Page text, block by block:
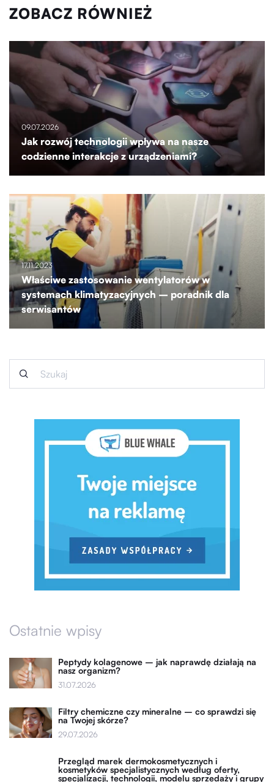
ZOBACZ RÓWNIEŻ
09.07.2026
Jak rozwój technologii wpływa na nasze
codzienne interakcje z urządzeniami?
17.11.2023
Właściwe zastosowanie wentylatorów w
systemach klimatyzacyjnych – poradnik dla
serwisantów
Ostatnie wpisy
Peptydy kolagenowe – jak naprawdę działają na
nasz organizm?
31.07.2026
Filtry chemiczne czy mineralne – co sprawdzi się
na Twojej skórze?
29.07.2026
Przegląd marek dermokosmetycznych i
kosmetyków specjalistycznych według oferty,
specjalizacji, technologii, modelu sprzedaży i grupy